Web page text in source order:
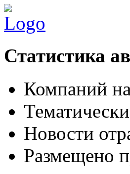
Статистика
Компаний
Новости
Размещено